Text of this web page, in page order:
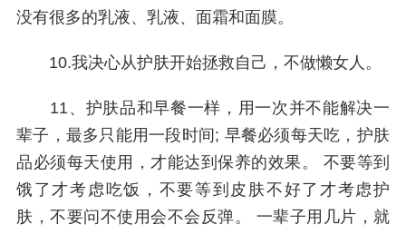
没有很多的乳液、乳液、面霜和面膜。
10.我决心从护肤开始拯救自己，不做懒女人。
11、护肤品和早餐一样，用一次并不能解决一
辈子，最多只能用一段时间; 早餐必须每天吃，护肤
品必须每天使用，才能达到保养的效果。 不要等到
饿了才考虑吃饭，不要等到皮肤不好了才考虑护
肤，不要问不使用会不会反弹。 一辈子用几片，就